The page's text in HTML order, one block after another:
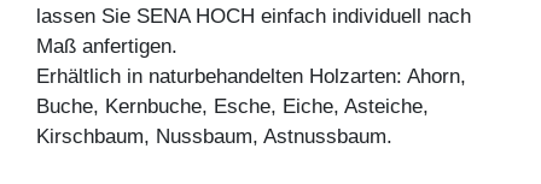
lassen Sie SENA HOCH einfach individuell nach
Maß anfertigen.
Erhältlich in naturbehandelten Holzarten: Ahorn,
Buche, Kernbuche, Esche, Eiche, Asteiche,
Kirschbaum, Nussbaum, Astnussbaum.